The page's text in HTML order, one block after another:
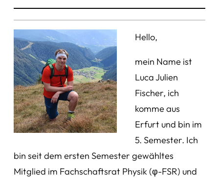
Hello,
mein Name ist
Luca Julien
Fischer, ich
komme aus
Erfurt und bin im
5. Semester. Ich
bin seit dem ersten Semester gewähltes
Mitglied im Fachschaftsrat Physik (φ-FSR) und